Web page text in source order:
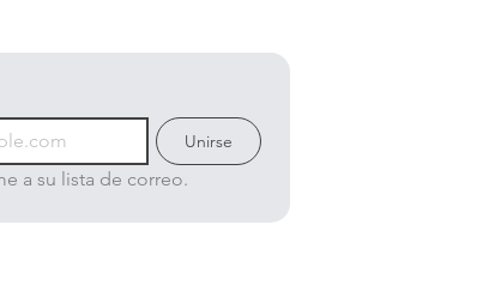
Unirse
a su lista de correo.